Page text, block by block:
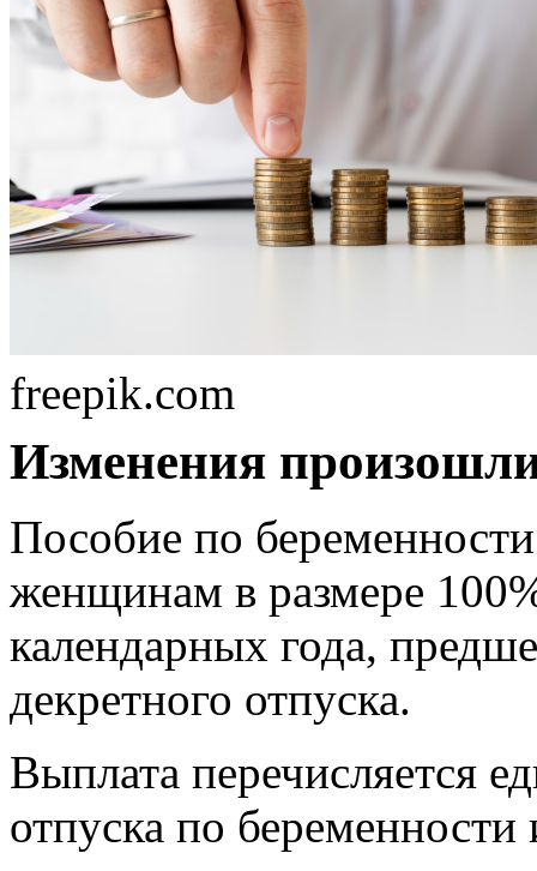
freepik.com
Изменения
Пособие по
женщинам в размере
календарных года,
декретного отпуска.
Выплата перечисляется
отпуска по